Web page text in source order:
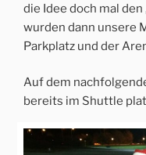
die Idee doch mal
wurden dann unsere
Parkplatz und der
Auf dem
bereits im Shuttle